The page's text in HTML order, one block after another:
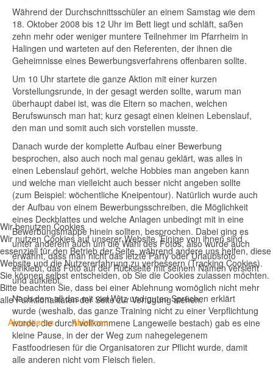
Während der Durchschnittsschüler an einem Samstag wie dem
18. Oktober 2008 bis 12 Uhr im Bett liegt und schläft, saßen
zehn mehr oder weniger muntere Teilnehmer im Pfarrheim in
Halingen und warteten auf den Referenten, der ihnen die
Geheimnisse eines Bewerbungsverfahrens offenbaren sollte.
Um 10 Uhr startete die ganze Aktion mit einer kurzen
Vorstellungsrunde, in der gesagt werden sollte, warum man
überhaupt dabei ist, was die Eltern so machen, welchen
Berufswunsch man hat; kurz gesagt einen kleinen Lebenslauf,
den man und somit auch sich vorstellen musste.
Danach wurde der komplette Aufbau einer Bewerbung
besprochen, also auch noch mal genau geklärt, was alles in
einen Lebenslauf gehört, welche Hobbies man angeben kann
und welche man vielleicht auch besser nicht angeben sollte
(zum Beispiel: wöchentliche Kneipentour). Natürlich wurde auch
der Aufbau von einem Bewerbungsschreiben, die Möglichkeit
eines Deckblattes und welche Anlagen unbedingt mit in eine
Bewerbungsmappe hinein sollten, besprochen. Dabei ging es
unter anderem auch um die Wahl des Fotos, also wurde auch
erwähnt, dass man nicht das letzte Party oder Urlaubsfoto
einklebt, das Foto auf der Rückseite mit seinem Namen versieht
und aufklebt.
Nach dem all das mit viel Witz und guten Sprüchen erklärt
wurde (weshalb, das ganze Training nicht zu einer Verpflichtung
wurde, die durch vollkommene Langeweile bestach) gab es eine
kleine Pause, in der der Weg zum nahegelegenem
Fastfoodriesen für die Organisatoren zur Pflicht wurde, damit
alle anderen nicht vom Fleisch fielen.
Wir benutzen Cookies
Wir nutzen Cookies auf unserer Website. Einige von ihnen sind
essenziell für den Betrieb der Seite, während andere uns helfen, diese
Website und die Nutzererfahrung zu verbessern (Tracking Cookies).
Sie können selbst entscheiden, ob Sie die Cookies zulassen möchten.
Bitte beachten Sie, dass bei einer Ablehnung womöglich nicht mehr
alle Funktionalitäten der Seite zur Verfügung stehen.
Akzeptieren
Ablehnen